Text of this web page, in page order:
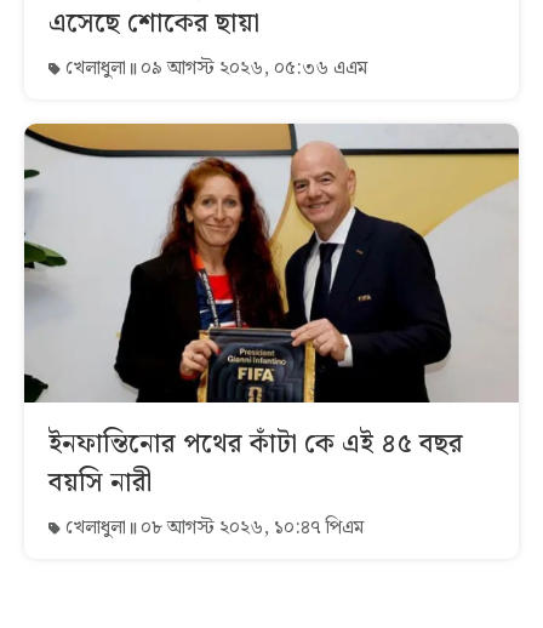
এসেছে শোকের ছায়া
খেলাধুলা ০৯ আগস্ট ২০২৬, ০৫:৩৬ এএম
ইনফান্তিনোর পথের কাঁটা কে এই ৪৫ বছর
বয়সি নারী
খেলাধুলা ০৮ আগস্ট ২০২৬, ১০:৪৭ পিএম